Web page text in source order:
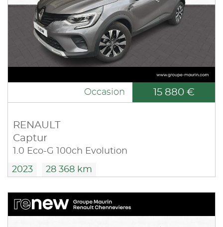
Occasion 15 880 €
RENAULT
Captur
1.0 Eco-G 100ch Evolution
2023 28 368 km